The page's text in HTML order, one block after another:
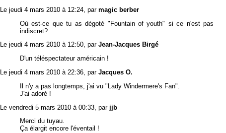
Le jeudi 4 mars 2010 à 12:24, par magic berber
Où est-ce que tu as dégoté "Fountain of youth" si ce n'est pas
indiscret?
Le jeudi 4 mars 2010 à 12:50, par Jean-Jacques Birgé
D'un téléspectateur américain !
Le jeudi 4 mars 2010 à 22:36, par Jacques O.
Il n'y a pas longtemps, j'ai vu "Lady Windermere's Fan".
J'ai adoré !
Le vendredi 5 mars 2010 à 00:33, par jjb
Merci du tuyau.
Ça élargit encore l'éventail !